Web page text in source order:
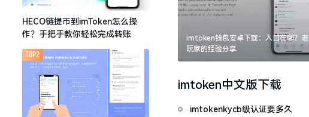
HECO链提币到imToken怎么操
作？手把手教你轻松完成转账
TOP2
imtoken钱包安卓下载：入口在哪？老
玩家的经验分享
imtoken中文版下载
imtokenkycb级认证要多久